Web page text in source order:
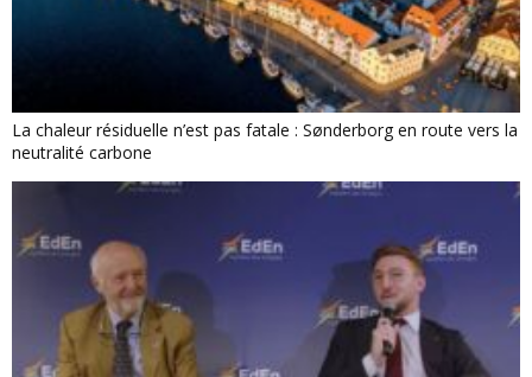
La chaleur résiduelle n’est pas fatale : Sønderborg en route vers la
neutralité carbone